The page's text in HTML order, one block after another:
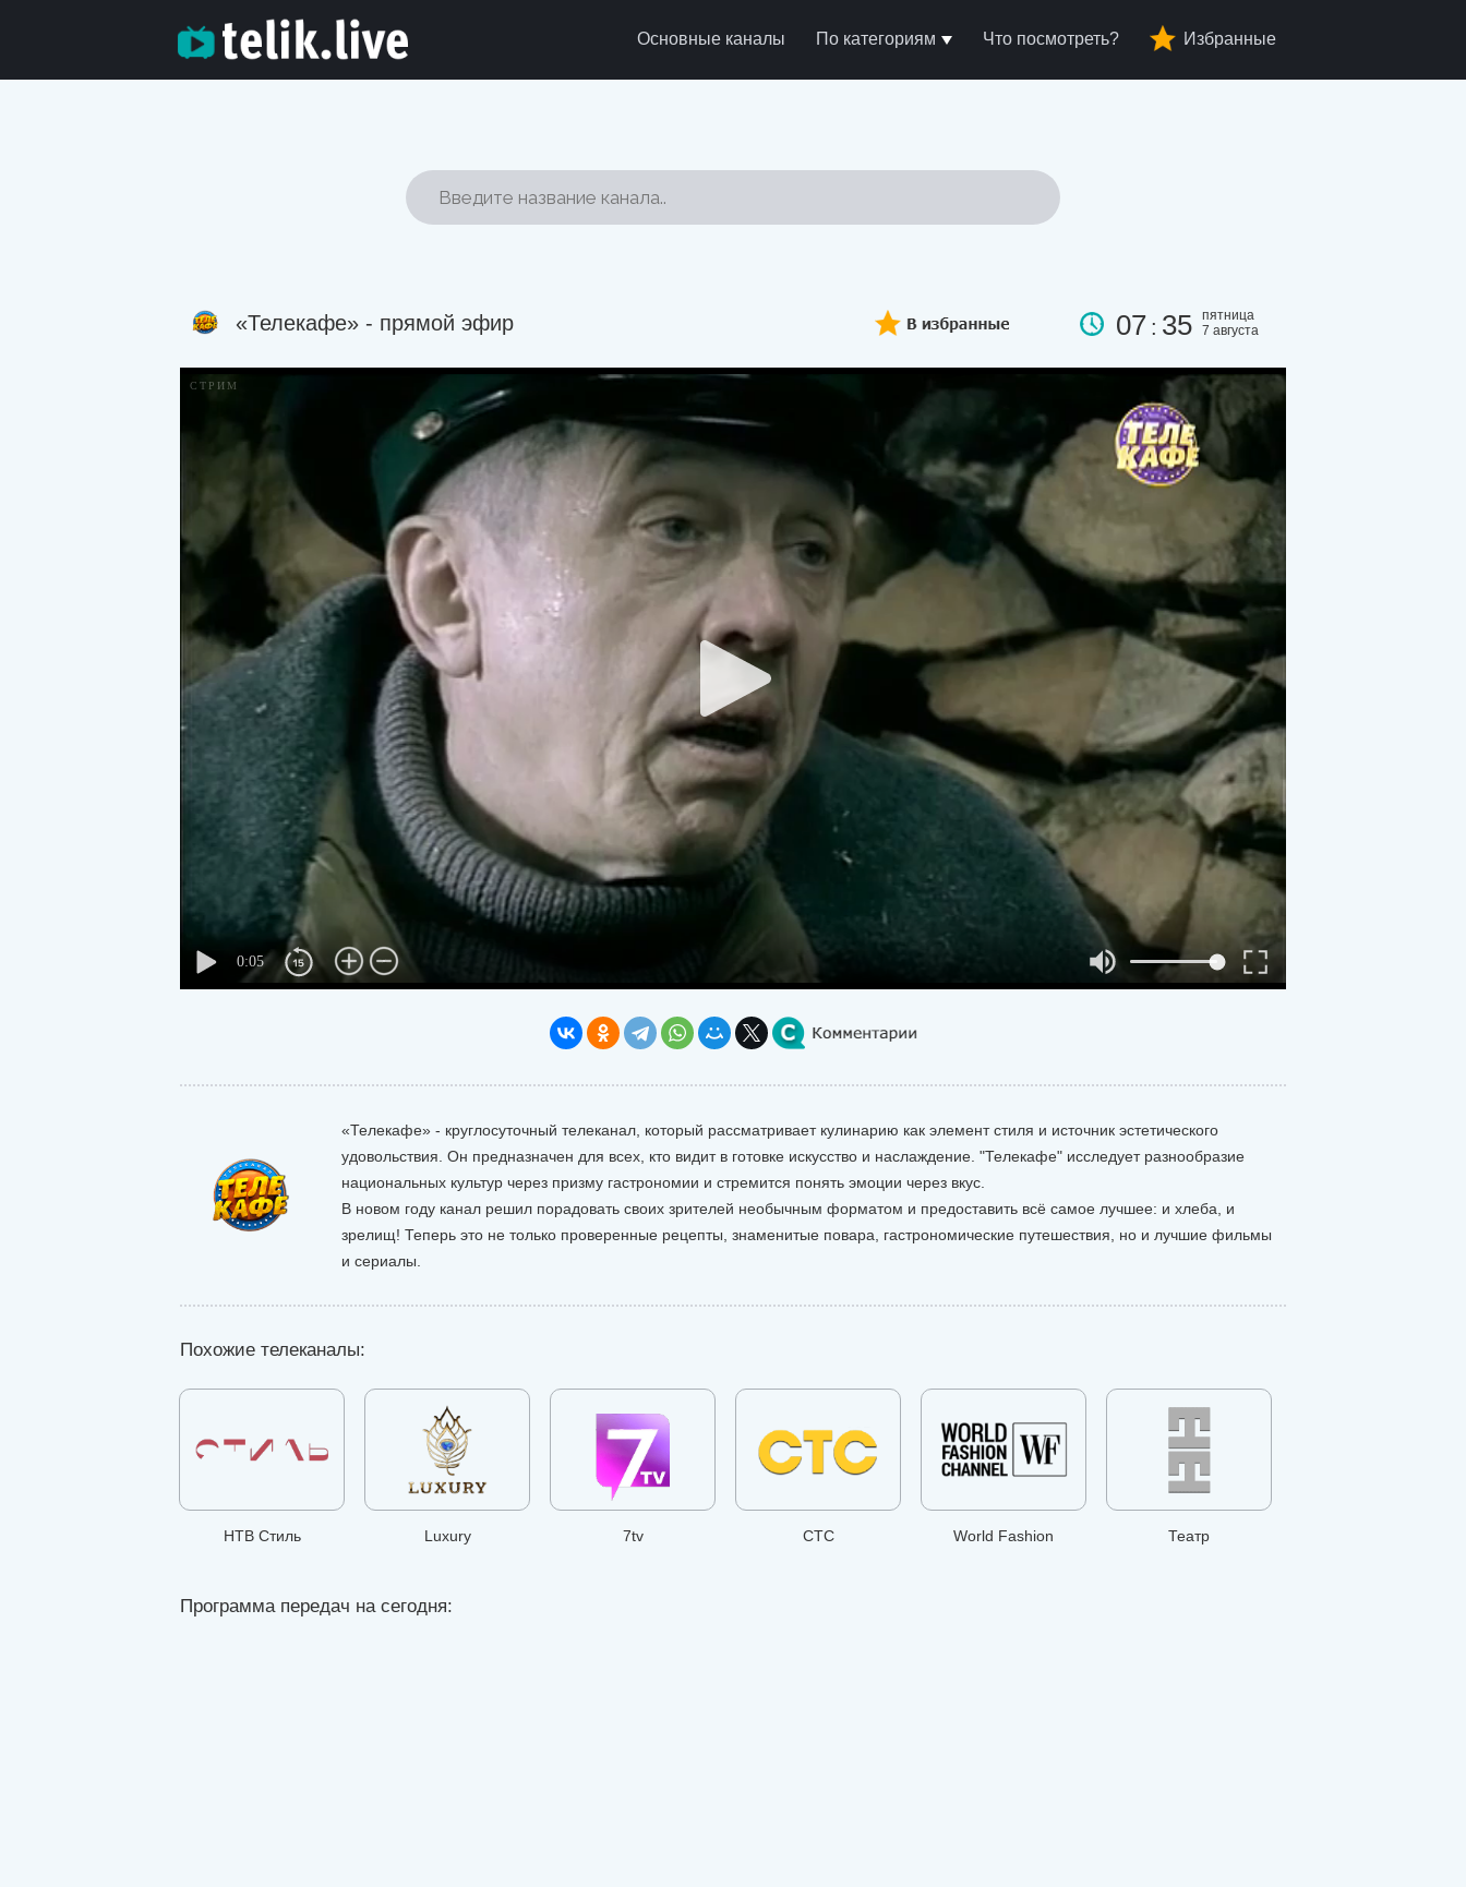
Основные каналы По категориям Что посмотреть? Избранные
«Телекафе» - прямой эфир 07 : 35
пятница
7 августа
«Телекафе» - круглосуточный телеканал, который рассматривает кулинарию как элемент стиля и источник эстетического
удовольствия. Он предназначен для всех, кто видит в готовке искусство и наслаждение. "Телекафе" исследует разнообразие
национальных культур через призму гастрономии и стремится понять эмоции через вкус.
В новом году канал решил порадовать своих зрителей необычным форматом и предоставить всё самое лучшее: и хлеба, и
зрелищ! Теперь это не только проверенные рецепты, знаменитые повара, гастрономические путешествия, но и лучшие фильмы
и сериалы.
Похожие телеканалы:
НТВ Стиль Luxury 7tv СТС World Fashion Театр
Программа передач на сегодня: